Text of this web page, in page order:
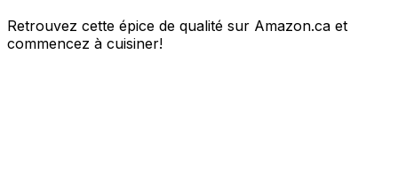
Retrouvez cette épice de qualité sur Amazon.ca et
commencez à cuisiner!